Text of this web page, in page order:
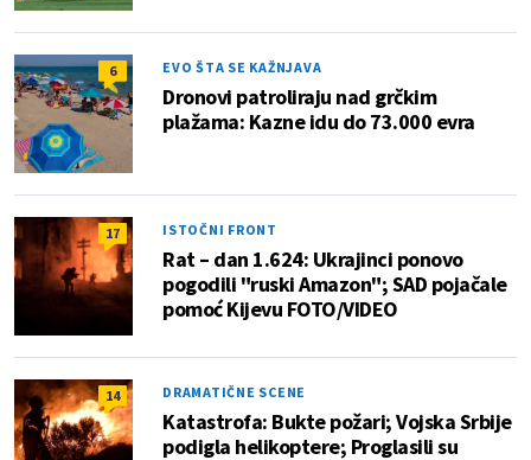
6 EVO ŠTA SE KAŽNJAVA
Dronovi patroliraju nad grčkim
plažama: Kazne idu do 73.000 evra
17 ISTOČNI FRONT
Rat – dan 1.624: Ukrajinci ponovo
pogodili "ruski Amazon"; SAD pojačale
pomoć Kijevu FOTO/VIDEO
14 DRAMATIČNE SCENE
Katastrofa: Bukte požari; Vojska Srbije
podigla helikoptere; Proglasili su